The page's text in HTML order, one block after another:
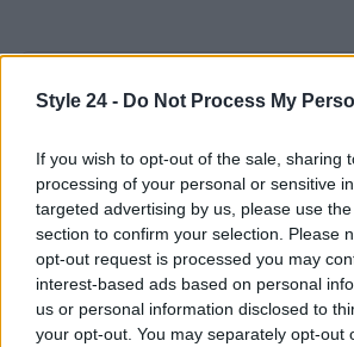
Style 24 - Do Not Process My
If you wish to opt-out of the sale, sharing
processing of your personal or sensitive
targeted advertising by us, please use
section to confirm your selection. Please
opt-out request is processed you may
interest-based ads based on personal
us or personal information disclosed to
your opt-out. You may separately opt-out
Staff